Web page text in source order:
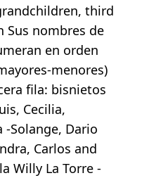
third
Sus nombres de
en orden
menores)
fila: bisnietos
Cecilia,
-Solange, Dario
Carlos and
Willy La Torre -